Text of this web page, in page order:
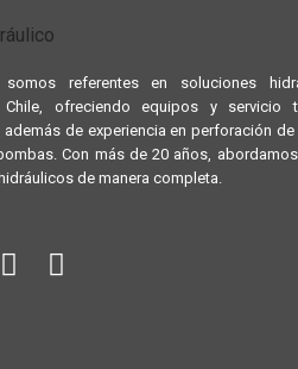
referentes en soluciones
ofreciendo equipos y servicio
de experiencia en perforación
Con más de 20 años,
de manera completa.